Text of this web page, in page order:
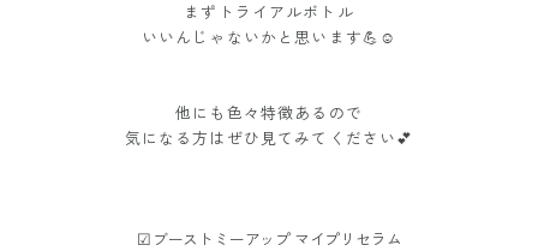
まずトライアルボトル
いいんじゃないかと思います💪☺️
他にも色々特徴あるので
気になる方はぜひ見てみてください💕
☑︎ ブーストミーアップ マイプリセラム